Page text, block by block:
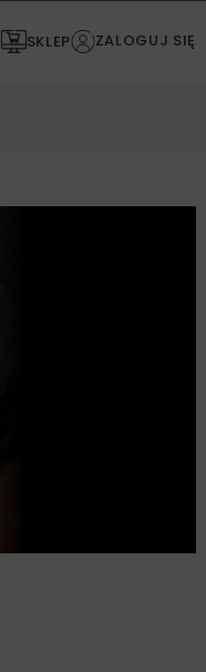
SKLEP ZALOGUJ SIĘ